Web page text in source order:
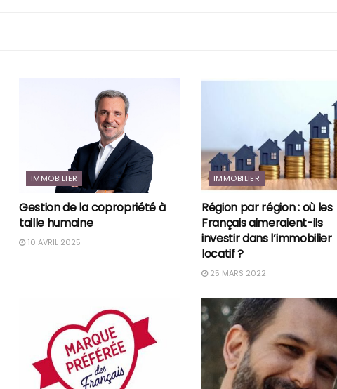
IMMOBILIER
Gestion de la copropriété à
taille humaine
10 AVRIL 2025
IMMOBILIER
Région par région : où les
Français aimeraient-ils
investir dans l’immobilier
locatif ?
25 MARS 2022